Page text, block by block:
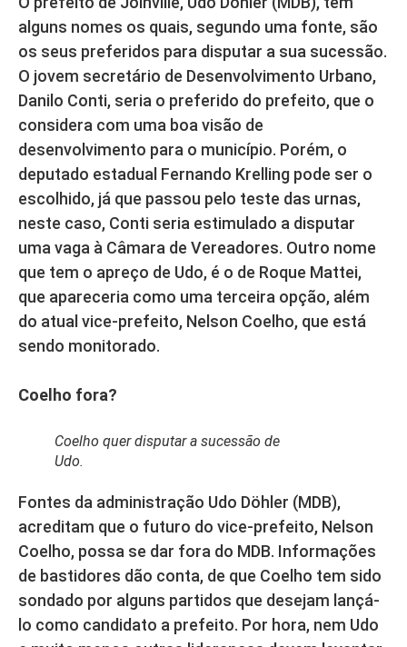
alguns nomes os quais, segundo uma fonte, são
os seus preferidos para disputar a sua sucessão.
O jovem secretário de Desenvolvimento Urbano,
Danilo Conti, seria o preferido do prefeito, que o
considera com uma boa visão de
desenvolvimento para o município. Porém, o
deputado estadual Fernando Krelling pode ser o
escolhido, já que passou pelo teste das urnas,
neste caso, Conti seria estimulado a disputar
uma vaga à Câmara de Vereadores. Outro nome
que tem o apreço de Udo, é o de Roque Mattei,
que apareceria como uma terceira opção, além
do atual vice-prefeito, Nelson Coelho, que está
sendo monitorado.
Coelho fora?
Coelho quer disputar a sucessão de
Udo.
Fontes da administração Udo Döhler (MDB),
acreditam que o futuro do vice-prefeito, Nelson
Coelho, possa se dar fora do MDB. Informações
de bastidores dão conta, de que Coelho tem sido
sondado por alguns partidos que desejam lançá-
lo como candidato a prefeito. Por hora, nem Udo